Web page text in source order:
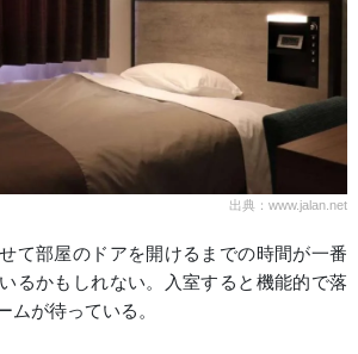
出典：www.jalan.net
て部屋のドアを開けるまでの時間が一番
るかもしれない。入室すると機能的で落
ムが待っている。